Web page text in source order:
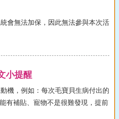
會無法加保，因此無法參與本次活
小提醒
機，例如：每次毛寶貝生病付出的
有補貼、寵物不是很難發現，提前